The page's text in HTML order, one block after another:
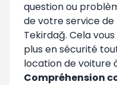
question ou
de votre service
Tekirdağ. Cela
plus en sécurité
location de voiture
Compréhension